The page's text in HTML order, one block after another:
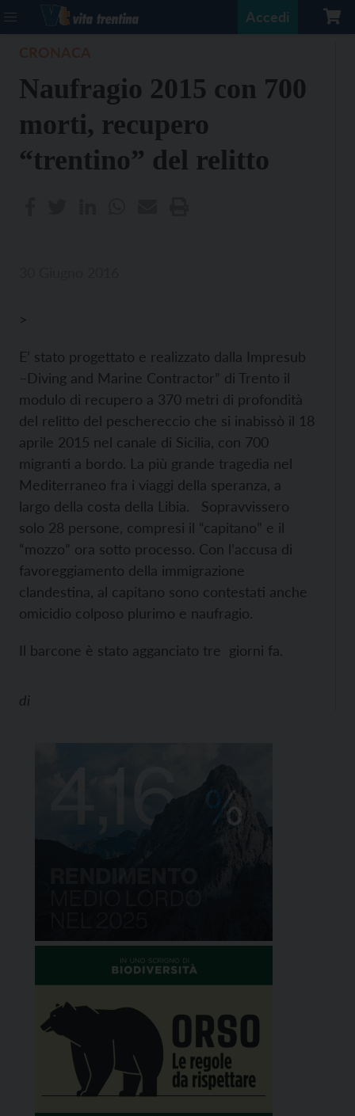
Accedi
Naufragio 2015 con 700
morti, recupero
“trentino” del relitto
>
E’ stato progettato e realizzato dalla Impresub
–Diving and Marine Contractor” di Trento il
modulo di recupero a 370 metri di profondità
del relitto del peschereccio che si inabissò il 18
aprile 2015 nel canale di Sicilia, con 700
migranti a bordo. La più grande tragedia nel
Mediterraneo fra i viaggi della speranza, a
largo della costa della Libia. Sopravvissero
solo 28 persone, compresi il “capitano” e il
“mozzo” ora sotto processo. Con l’accusa di
favoreggiamento della immigrazione
clandestina, al capitano sono contestati anche
omicidio colposo plurimo e naufragio.
Il barcone è stato agganciato tre giorni fa.
di